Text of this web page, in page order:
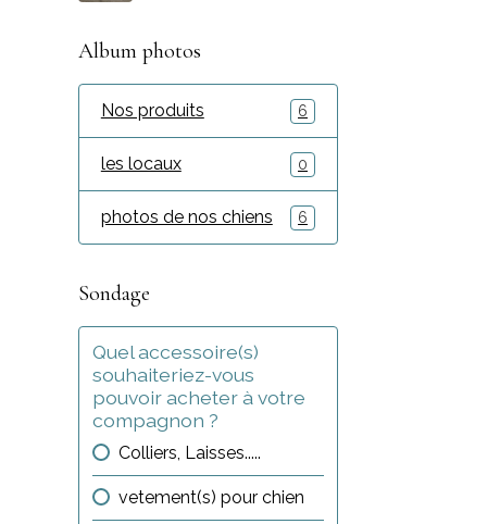
Album photos
Nos produits 6
les locaux 0
photos de nos chiens 6
Sondage
Quel accessoire(s)
souhaiteriez-vous
pouvoir acheter à votre
compagnon ?
Colliers, Laisses.....
vetement(s) pour chien